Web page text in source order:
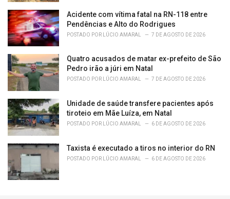
Acidente com vítima fatal na RN-118 entre
Pendências e Alto do Rodrigues
POSTADO POR LÚCIO AMARAL 7 DE AGOSTO DE 2026
Quatro acusados de matar ex-prefeito de São
Pedro irão a júri em Natal
POSTADO POR LÚCIO AMARAL 7 DE AGOSTO DE 2026
Unidade de saúde transfere pacientes após
tiroteio em Mãe Luíza, em Natal
POSTADO POR LÚCIO AMARAL 6 DE AGOSTO DE 2026
Taxista é executado a tiros no interior do RN
POSTADO POR LÚCIO AMARAL 6 DE AGOSTO DE 2026